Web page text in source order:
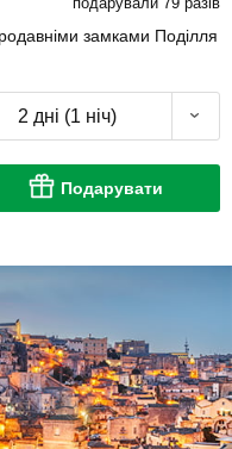
замками Поділля
2 дні (1 ніч)
Подарувати